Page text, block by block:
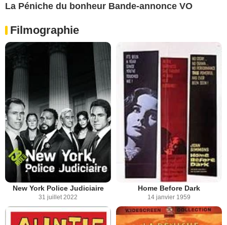
La Péniche du bonheur Bande-annonce VO
Filmographie
New York Police Judiciaire
31 juillet 2022
Home Before Dark
14 janvier 1959